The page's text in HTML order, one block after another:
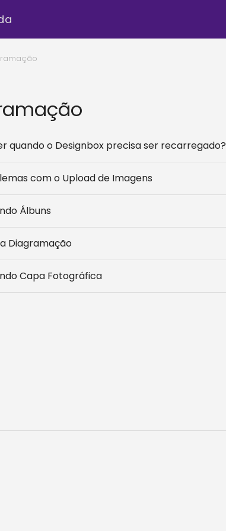
quando o Designbox precisa ser recarregado?
com o Upload de Imagens
Álbuns
Diagramação
Capa Fotográfica